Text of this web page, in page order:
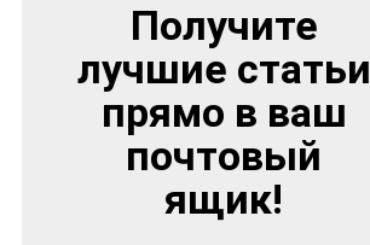
NEWSLETTER
Получите
лучшие статьи
прямо в ваш
почтовый
ящик!